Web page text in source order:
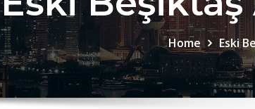
Home Eski